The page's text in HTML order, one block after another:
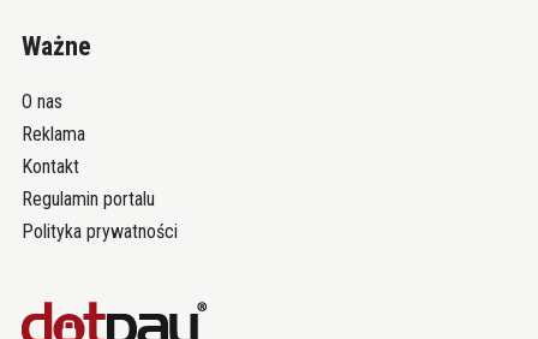
Ważne
O nas
Reklama
Kontakt
Regulamin portalu
Polityka prywatności